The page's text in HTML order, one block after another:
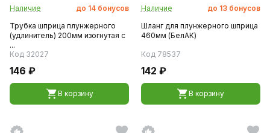
Наличие до 14 бонусов
Трубка шприца плунжерного
(удлинитель) 200мм изогнутая с
...
Код 32027
146 ₽
В корзину
Наличие до 13 бонусов
Шланг для плунжерного шприца
460мм (БелАК)
Код 78537
142 ₽
В корзину